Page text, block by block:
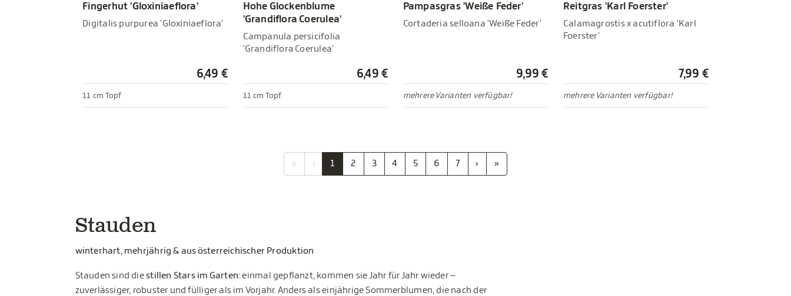
Fingerhut 'Gloxiniaeflora'
Digitalis purpurea 'Gloxiniaeflora'
6,49 €
11 cm Topf
Hohe Glockenblume
'Grandiflora Coerulea'
Campanula persicifolia
'Grandiflora Coerulea'
6,49 €
11 cm Topf
Pampasgras 'Weiße Feder'
Cortaderia selloana 'Weiße Feder'
9,99 €
mehrere Varianten verfügbar!
Reitgras 'Karl Foerster'
Calamagrostis x acutiflora 'Karl
Foerster'
7,99 €
mehrere Varianten verfügbar!
« ‹ 1 2 3 4 5 6 7 › »
Stauden
winterhart, mehrjährig & aus österreichischer Produktion
Stauden sind diestillen Stars im Garten: einmal gepflanzt, kommen sie Jahr für Jahr wieder –
zuverlässiger, robuster und fülliger als im Vorjahr. Anders als einjährige Sommerblumen, die nach der